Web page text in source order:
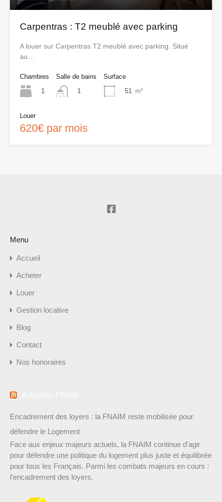
Carpentras : T2 meublé avec parking
A louer sur Carpentras T2 meublé avec parking. Situé
au…
Chambres
1
Salle de bains
1
Surface
51
m²
Louer
620€ par mois
Menu
Accueil
Acheter
Louer
Gestion locative
Blog
Contact
Nos honoraires
Encadrement des loyers : la FNAIM reste mobilisée pour
défendre le Logement
Face aux enjeux majeurs actuels, la FNAIM continue d'agir
pour défendre une politique du logement plus juste et équilibrée
pour tous les Français. Parmi les combats majeurs en cours :
l’encadrement des loyers.